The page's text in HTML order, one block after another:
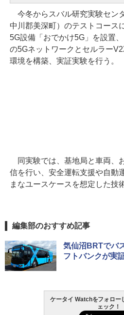
今冬からスバル研究実験セン
中川郡美深町）のテストコース
5G設備「おでかけ5G」を設置
の5Gネットワークとセルラー
環境を構築、実証実験を行う。
同実験では、基地局と車両、
信を行い、安全運転支援や自動
まなユースケースを想定した技
編集部のおすすめ記事
気仙沼BRTでバ
フトバンクが実
ケータイ Watchをフォロー
ェック！